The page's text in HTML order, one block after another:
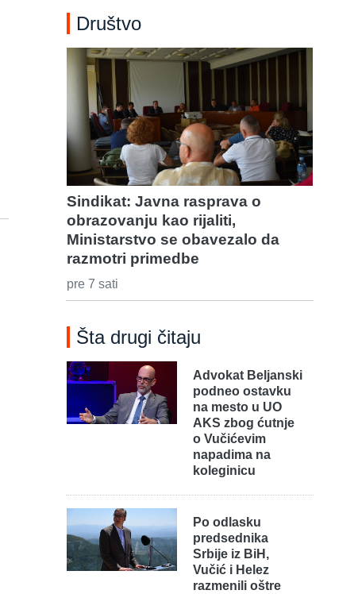
Društvo
Sindikat: Javna rasprava o
obrazovanju kao rijaliti,
Ministarstvo se obavezalo da
razmotri primedbe
pre 7 sati
Šta drugi čitaju
Advokat Beljanski
podneo ostavku
na mesto u UO
AKS zbog ćutnje
o Vučićevim
napadima na
koleginicu
Po odlasku
predsednika
Srbije iz BiH,
Vučić i Helez
razmenili oštre